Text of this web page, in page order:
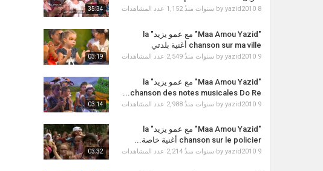
35:34 by yazid2010 8 سنوات منذُ 1,152 عدد المشاهدات
03:19
"Maa Amou Yazid" مع عمو يزيد" la
chanson sur ma ville أغنية بلدتي
by yazid2010 9 سنوات منذُ 2,549 عدد المشاهدات
03:14
"Maa Amou Yazid" مع عمو يزيد" la
chanson des notes musicales Do Re...
by yazid2010 9 سنوات منذُ 2,988 عدد المشاهدات
03:32
"Maa Amou Yazid" مع عمو يزيد" la
chanson sur le policier أغنية خاصة...
by yazid2010 9 سنوات منذُ 2,214 عدد المشاهدات